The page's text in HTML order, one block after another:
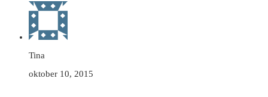
Tina
oktober 10, 2015